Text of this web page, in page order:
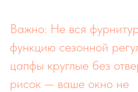
Важно: Не вся
функцию сезонной
цапфы круглые без
рисок — ваше окно не